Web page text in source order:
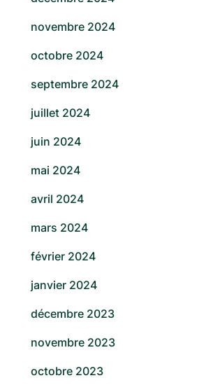
novembre 2024
octobre 2024
septembre 2024
juillet 2024
juin 2024
mai 2024
avril 2024
mars 2024
février 2024
janvier 2024
décembre 2023
novembre 2023
octobre 2023